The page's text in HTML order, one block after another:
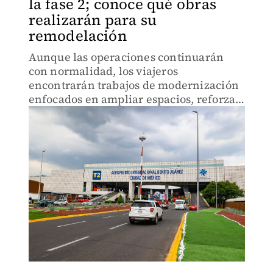
realizarán para su
remodelación
Aunque las operaciones continuarán
con normalidad, los viajeros
encontrarán trabajos de modernización
enfocados en ampliar espacios, reforzar
la seguridad y mejorar la experiencia.